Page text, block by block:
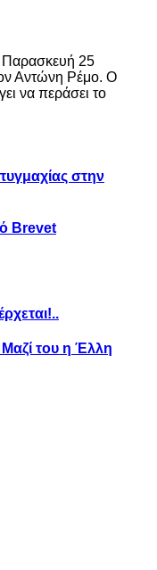
25
Αντώνη Ρέμο. Ο
να περάσει το
στην
Brevet
του η Έλλη